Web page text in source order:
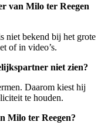
van Milo ter Reegen
niet bekend bij het grote
of in video’s.
niet zien?
Daarom kiest hij
te houden.
Milo ter Reegen?